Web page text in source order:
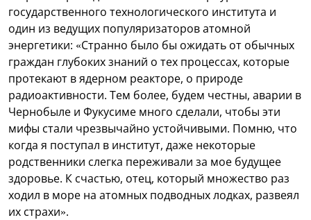
государственного технологического института и
один из ведущих популяризаторов атомной
энергетики: «Странно было бы ожидать от обычных
граждан глубоких знаний о тех процессах, которые
протекают в ядерном реакторе, о природе
радиоактивности. Тем более, будем честны, аварии в
Чернобыле и Фукусиме много сделали, чтобы эти
мифы стали чрезвычайно устойчивыми. Помню, что
когда я поступал в институт, даже некоторые
родственники слегка переживали за мое будущее
здоровье. К счастью, отец, который множество раз
ходил в море на атомных подводных лодках, развеял
их страхи».